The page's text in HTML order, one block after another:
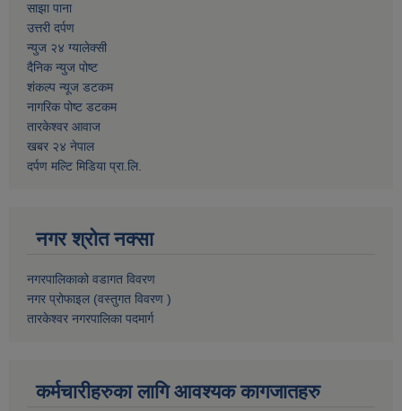
साझा पाना
उत्तरी दर्पण
न्युज २४ ग्यालेक्सी
दैनिक न्युज पोष्ट
शंकल्प न्यूज डटकम
नागरिक पोष्ट डटकम
तारकेश्वर आवाज
खबर २४ नेपाल
दर्पण मल्टि मिडिया प्रा.लि.
नगर श्रोत नक्सा
नगरपालिकाको वडागत विवरण
नगर प्रोफाइल (वस्तुगत विवरण )
तारकेश्वर नगरपालिका पदमार्ग
कर्मचारीहरुका लागि आवश्यक कागजातहरु